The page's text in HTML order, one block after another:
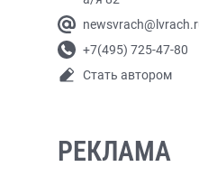
+7(495) 725-47-80
Стать автором
РЕКЛАМА